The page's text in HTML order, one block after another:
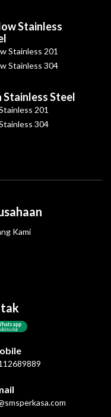
Stainless
Stainless 201
Stainless 304
Stainless Steel
201
304
click to chat
Kami